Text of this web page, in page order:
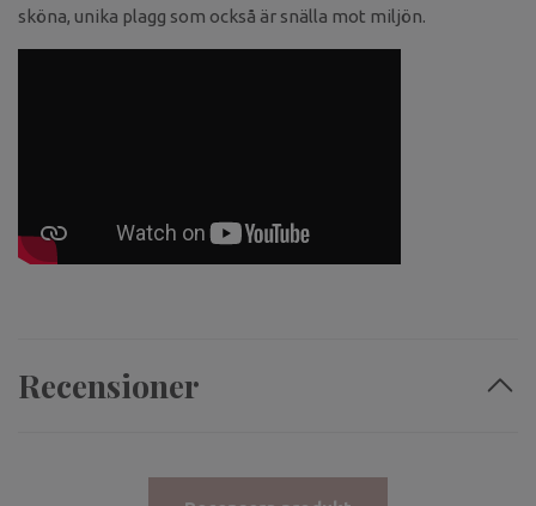
sköna, unika plagg som också är snälla mot miljön.
Recensioner